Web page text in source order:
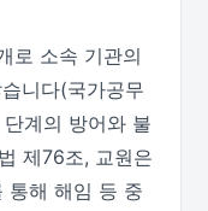
로 소속 기관의
니다(국가공무
계의 방어와 불
제76조, 교원은
해 해임 등 중